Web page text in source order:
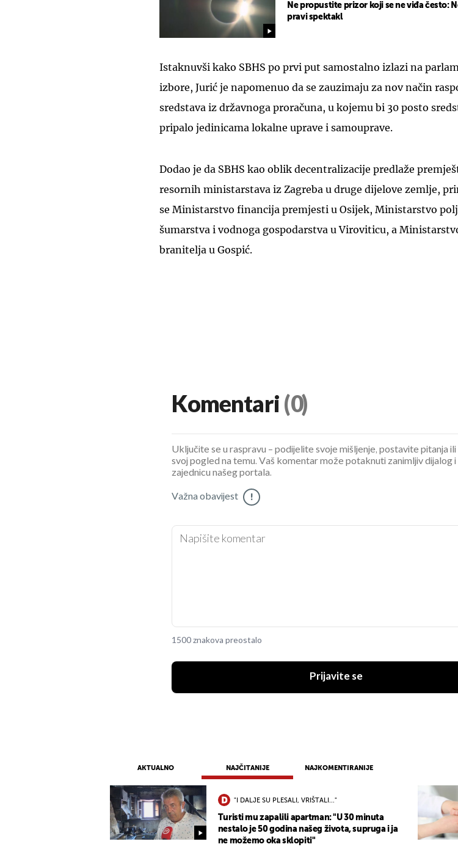
Ne propustite prizor koji se ne viđa često:
pravi spektakl
Istaknuvši kako SBHS po prvi put samostalno izlazi na
izbore, Jurić je napomenuo da se zauzimaju za nov način
sredstava iz državnoga proračuna, u kojemu bi 30 posto
pripalo jedinicama lokalne uprave i samouprave.
Dodao je da SBHS kao oblik decentralizacije predlaže
resornih ministarstava iz Zagreba u druge dijelove zemlje,
se Ministarstvo financija premjesti u Osijek, Ministarstvo
šumarstva i vodnoga gospodarstva u Viroviticu, a
branitelja u Gospić.
Komentari (0)
Uključite se u raspravu – podijelite svoje mišljenje, postavite pitanja
svoj pogled na temu. Vaš komentar može potaknuti zanimljiv dijalog
zajednicu našeg portala.
Važna obavijest !
1500 znakova preostalo
Prijavite se
AKTUALNO NAJČITANIJE NAJKOMENTIRANIJE
"I DALJE SU PLESALI, VRIŠTALI..."
Turisti mu zapalili apartman: "U 30 minuta
nestalo je 50 godina našeg života, supruga i ja
ne možemo oka sklopiti"